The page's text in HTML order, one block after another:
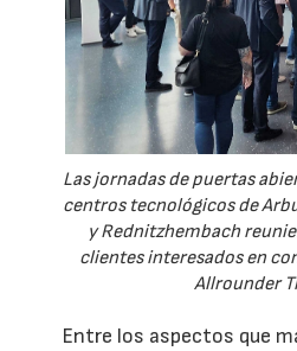
Las jornadas de puertas
centros tecnológicos de
y Rednitzhembach
clientes interesados en
Allrounder
Entre los aspectos que